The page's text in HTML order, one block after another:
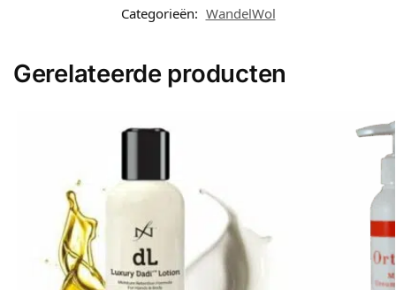
Categorieën: WandelWol
Gerelateerde producten